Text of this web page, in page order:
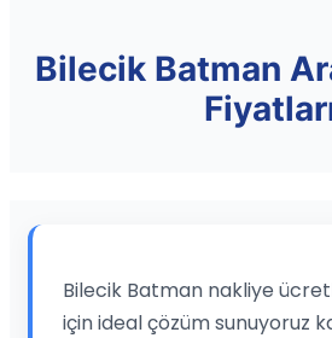
Bilecik Batman
Bilecik Batman nakliye
için ideal çözüm sunuyoruz